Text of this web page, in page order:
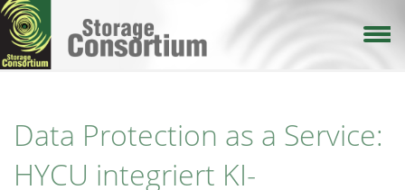
Direkt
zum
Inhalt
Data Protection as a Service:
HYCU integriert KI-